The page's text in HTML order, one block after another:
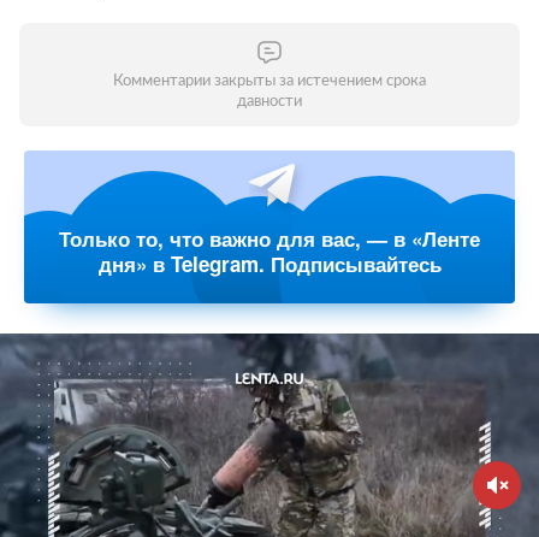
Комментарии закрыты за истечением срока
давности
Только то, что важно для вас, — в «Ленте
дня» в Telegram. Подписывайтесь